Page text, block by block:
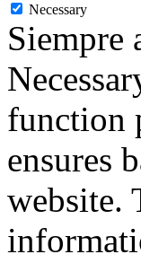
Necessary
Siempre
function
ensures
website.